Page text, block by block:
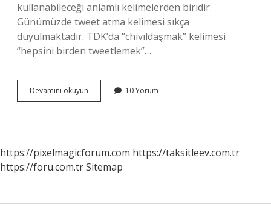
kullanabileceği anlamlı kelimelerden biridir.
Günümüzde tweet atma kelimesi sıkça
duyulmaktadır. TDK’da “chivıldaşmak” kelimesi
“hepsini birden tweetlemek”…
Devamını okuyun
Anlamı
10 Yorum
https://pixelmagicforum.com https://taksitleev.com.tr
https://foru.com.trSitemap